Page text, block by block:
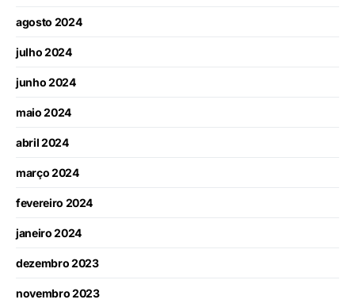
agosto 2024
julho 2024
junho 2024
maio 2024
abril 2024
março 2024
fevereiro 2024
janeiro 2024
dezembro 2023
novembro 2023